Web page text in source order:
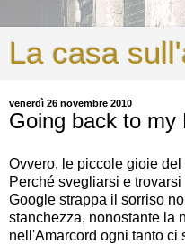
La casa
venerdì 26 novembre 2010
Going back to my
Ovvero, le piccole gioie del
Perché svegliarsi e
Google strappa il sorriso
stanchezza, nonostante la
nell'Amarcord ogni tanto ci